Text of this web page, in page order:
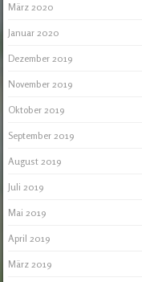
März 2020
Januar 2020
Dezember 2019
November 2019
Oktober 2019
September 2019
August 2019
Juli 2019
Mai 2019
April 2019
März 2019